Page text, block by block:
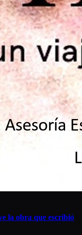
la obra que escribió